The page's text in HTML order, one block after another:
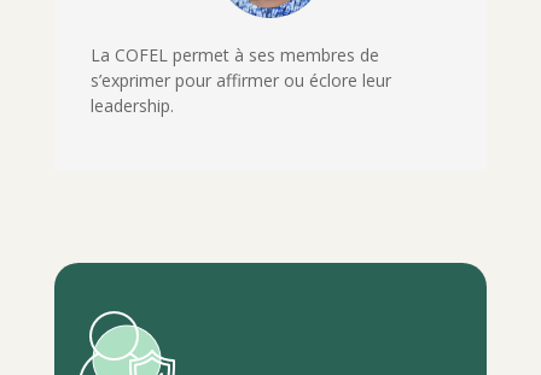
La COFEL permet à ses membres de
s’exprimer pour affirmer ou éclore leur
leadership.